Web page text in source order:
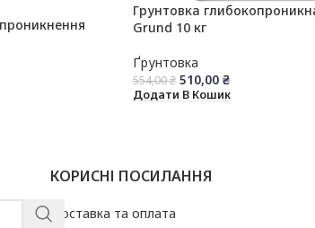
Грунтовка
Grund 10 кг
Ґрунтовка
554,00₴ 510,00 ₴
Додати В Кошик
КОРИСНІ ПОСИЛАННЯ
Доставка та оплата